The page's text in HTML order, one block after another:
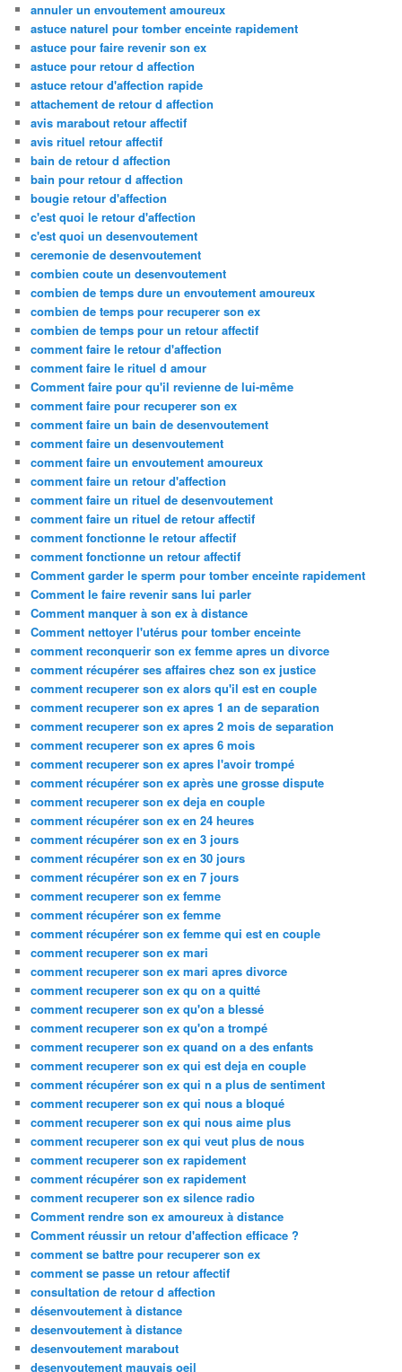
annuler un envoutement amoureux
astuce naturel pour tomber enceinte rapidement
astuce pour faire revenir son ex
astuce pour retour d affection
astuce retour d'affection rapide
attachement de retour d affection
avis marabout retour affectif
avis rituel retour affectif
bain de retour d affection
bain pour retour d affection
bougie retour d'affection
c'est quoi le retour d'affection
c'est quoi un desenvoutement
ceremonie de desenvoutement
combien coute un desenvoutement
combien de temps dure un envoutement amoureux
combien de temps pour recuperer son ex
combien de temps pour un retour affectif
comment faire le retour d'affection
comment faire le rituel d amour
Comment faire pour qu'il revienne de lui-même
comment faire pour recuperer son ex
comment faire un bain de desenvoutement
comment faire un desenvoutement
comment faire un envoutement amoureux
comment faire un retour d'affection
comment faire un rituel de desenvoutement
comment faire un rituel de retour affectif
comment fonctionne le retour affectif
comment fonctionne un retour affectif
Comment garder le sperm pour tomber enceinte rapidement
Comment le faire revenir sans lui parler
Comment manquer à son ex à distance
Comment nettoyer l'utérus pour tomber enceinte
comment reconquerir son ex femme apres un divorce
comment récupérer ses affaires chez son ex justice
comment recuperer son ex alors qu'il est en couple
comment recuperer son ex apres 1 an de separation
comment recuperer son ex apres 2 mois de separation
comment recuperer son ex apres 6 mois
comment recuperer son ex apres l'avoir trompé
comment récupérer son ex après une grosse dispute
comment recuperer son ex deja en couple
comment récupérer son ex en 24 heures
comment récupérer son ex en 3 jours
comment récupérer son ex en 30 jours
comment récupérer son ex en 7 jours
comment recuperer son ex femme
comment récupérer son ex femme
comment récupérer son ex femme qui est en couple
comment recuperer son ex mari
comment recuperer son ex mari apres divorce
comment recuperer son ex qu on a quitté
comment recuperer son ex qu'on a blessé
comment recuperer son ex qu'on a trompé
comment recuperer son ex quand on a des enfants
comment recuperer son ex qui est deja en couple
comment récupérer son ex qui n a plus de sentiment
comment recuperer son ex qui nous a bloqué
comment recuperer son ex qui nous aime plus
comment recuperer son ex qui veut plus de nous
comment recuperer son ex rapidement
comment récupérer son ex rapidement
comment recuperer son ex silence radio
Comment rendre son ex amoureux à distance
Comment réussir un retour d'affection efficace ?
comment se battre pour recuperer son ex
comment se passe un retour affectif
consultation de retour d affection
désenvoutement à distance
desenvoutement à distance
desenvoutement marabout
desenvoutement mauvais oeil